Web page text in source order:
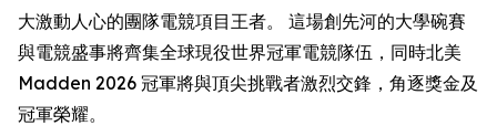
大激動人心的團隊電競項目王者。 這場創先河的大學碗賽
與電競盛事將齊集全球現役世界冠軍電競隊伍，同時北美
Madden 2026 冠軍將與頂尖挑戰者激烈交鋒，角逐獎金及
冠軍榮耀。